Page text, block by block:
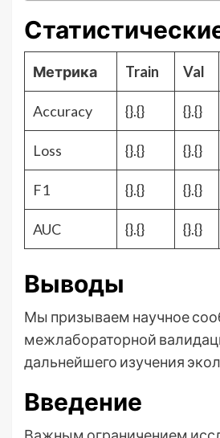
Метрика Train Val
Accuracy {}.{} {}.{}
Loss {}.{} {}.{}
F1 {}.{} {}.{}
AUC {}.{} {}.{}
Выводы
Мы призываем научное
межлабораторной
дальнейшего изучения
Введение
Важным ограничением